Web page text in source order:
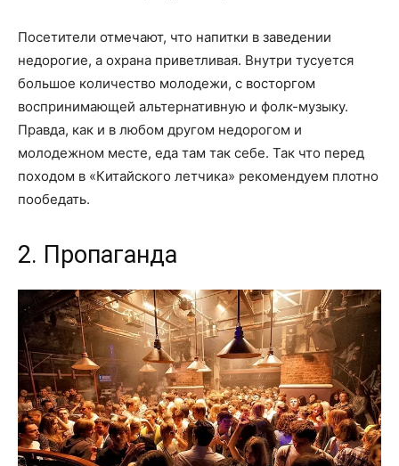
Посетители отмечают, что напитки в заведении
недорогие, а охрана приветливая. Внутри тусуется
большое количество молодежи, с восторгом
воспринимающей альтернативную и фолк-музыку.
Правда, как и в любом другом недорогом и
молодежном месте, еда там так себе. Так что перед
походом в «Китайского летчика» рекомендуем плотно
пообедать.
2. Пропаганда